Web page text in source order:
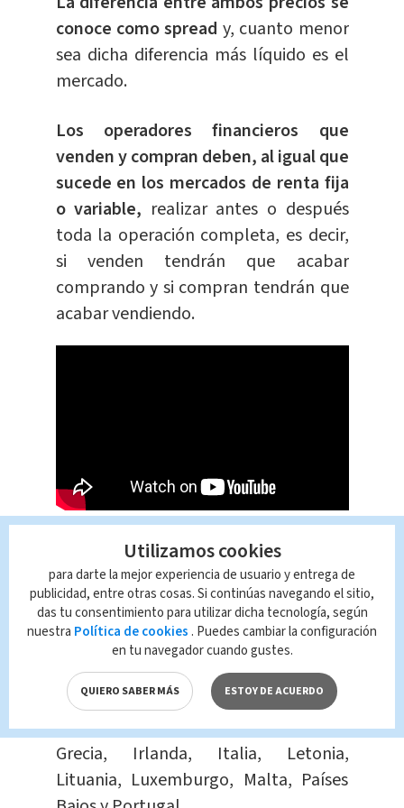
conoce como spread y, cuanto menor
sea dicha diferencia más líquido es el
mercado.
Los operadores financieros que
venden y compran deben, al igual que
sucede en los mercados de renta fija
o variable, realizar antes o después
toda la operación completa, es decir,
si venden tendrán que acabar
comprando y si compran tendrán que
acabar vendiendo.
​​¿Qué es el euro?
Es la moneda de la Unión Europea,
conformada: Alemania, Austria,
Bélgica, Chipre, Eslovaquia, Eslovenia,
España, Estonia, Finlandia, Francia,
Grecia, Irlanda, Italia, Letonia,
Lituania, Luxemburgo, Malta, Países
Utilizamos cookies
para darte la mejor experiencia de usuario y entrega de
publicidad, entre otras cosas. Si continúas navegando el sitio,
das tu consentimiento para utilizar dicha tecnología, según
nuestra Política de cookies . Puedes cambiar la configuración
en tu navegador cuando gustes.
QUIERO SABER MÁS ESTOY DE ACUERDO